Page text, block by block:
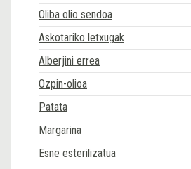
Oliba olio sendoa
Askotariko letxugak
Alberjini errea
Ozpin-olioa
Patata
Margarina
Esne esterilizatua